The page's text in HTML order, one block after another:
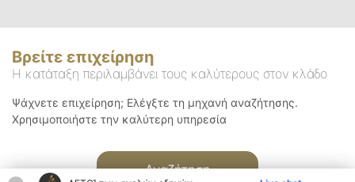
Βρείτε επιχείρηση
Η κατάταξη περιλαμβάνει τους καλύτερους στον κλάδο
Ψάχνετε επιχείρηση; Ελέγξτε τη μηχανή αναζήτησης.
Χρησιμοποιήστε την καλύτερη υπηρεσία
Αναζήτηση